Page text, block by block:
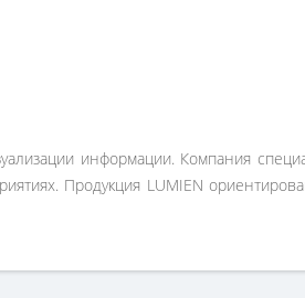
информации. Компания
Продукция LUMIEN